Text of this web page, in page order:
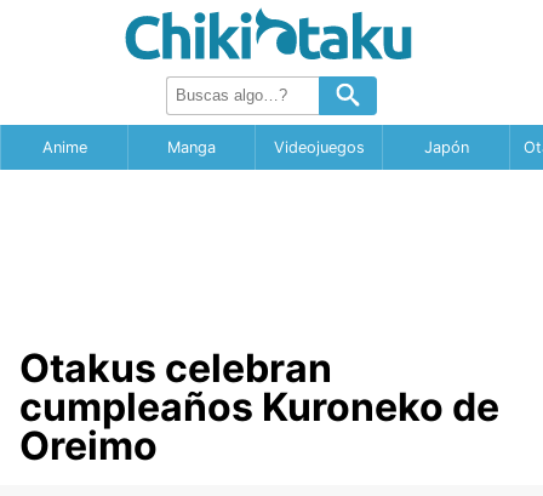
Anime Manga Videojuegos Japón
Otakus celebran
cumpleaños Kuroneko de
Oreimo